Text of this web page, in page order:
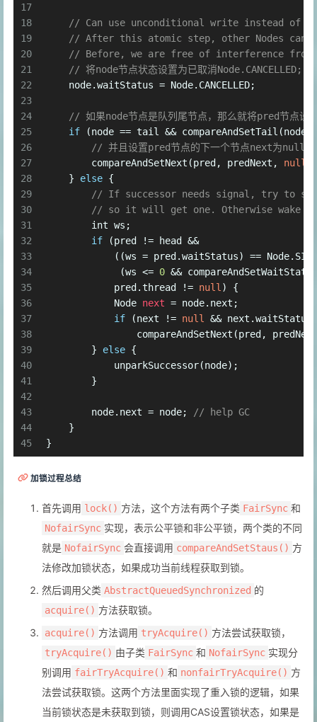
17
18
19
20
21
22
23
24
25
26
27
28
29
30
31
32
33
34
35
36
37
38
39
40
41
42
43
44
45
// Can use unconditional write instead of
// After this atomic step, other Nodes can
// Before, we are free of interference from
// 将node节点状态设置为已取消Node.CANCELLED;
    node.waitStatus = Node.CANCELLED;
// 如果node节点是队列尾节点，那么就将pred节点设
if (node == tail &&
// 并且设置pred节点的下一个节点next为null
        compareAndSetNext(pred, predNext,
null
    }
else {
// If successor needs signal, try to
// so it will get one. Otherwise wake it
int ws;
if (pred != head &&
((ws = pred.waitStatus) ==
             (ws <=
0 &&
            pred.thread !=
null ) {
Node next = node.next;
if (next != null
&&
compareAndSetNext(pred,
        }
else {
            unparkSuccessor(node);
        }
        node.next = node;
// help GC
    }
}
加锁过程总结
首先调用 lock() 方法，这个方法有两个子类 FairSync 和
NofairSync 实现，表示公平锁和非公平锁，两个类的不同
就是 NofairSync 会直接调用 compareAndSetStaus() 方
法修改加锁状态，如果成功当前线程获取到锁。
然后调用父类 AbstractQueuedSynchronized 的
acquire() 方法获取锁。
acquire() 方法调用 tryAcquire() 方法尝试获取锁，
tryAcquire() 由子类 FairSync 和 NofairSync 实现分
别调用 fairTryAcquire() 和 nonfairTryAcquire() 方
法尝试获取锁。这两个方法里面实现了重入锁的逻辑，如果
当前锁状态是未获取到锁，则调用CAS设置锁状态，如果是